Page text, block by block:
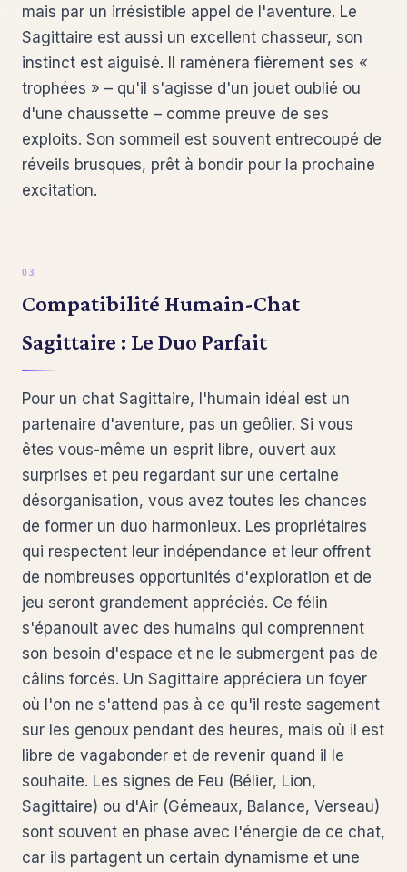
mais par un irrésistible appel de l'aventure. Le
Sagittaire est aussi un excellent chasseur, son
instinct est aiguisé. Il ramènera fièrement ses «
trophées » – qu'il s'agisse d'un jouet oublié ou
d'une chaussette – comme preuve de ses
exploits. Son sommeil est souvent entrecoupé de
réveils brusques, prêt à bondir pour la prochaine
excitation.
Compatibilité Humain-Chat
Sagittaire : Le Duo Parfait
Pour un chat Sagittaire, l'humain idéal est un
partenaire d'aventure, pas un geôlier. Si vous
êtes vous-même un esprit libre, ouvert aux
surprises et peu regardant sur une certaine
désorganisation, vous avez toutes les chances
de former un duo harmonieux. Les propriétaires
qui respectent leur indépendance et leur offrent
de nombreuses opportunités d'exploration et de
jeu seront grandement appréciés. Ce félin
s'épanouit avec des humains qui comprennent
son besoin d'espace et ne le submergent pas de
câlins forcés. Un Sagittaire appréciera un foyer
où l'on ne s'attend pas à ce qu'il reste sagement
sur les genoux pendant des heures, mais où il est
libre de vagabonder et de revenir quand il le
souhaite. Les signes de Feu (Bélier, Lion,
Sagittaire) ou d'Air (Gémeaux, Balance, Verseau)
sont souvent en phase avec l'énergie de ce chat,
car ils partagent un certain dynamisme et une